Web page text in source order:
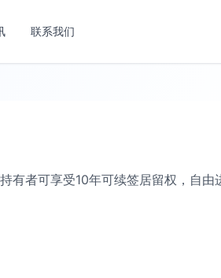
联系我们
者可享受10年可续签居留权，自由